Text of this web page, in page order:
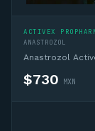
ACTIVEX
ANASTROZOL
Anastrozol
$730 MXN